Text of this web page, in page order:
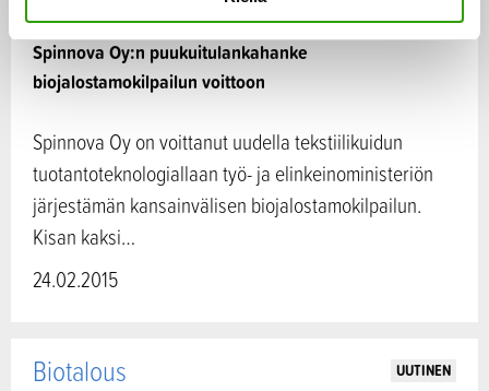
Spinnova Oy:n puukuitulankahanke
biojalostamokilpailun voittoon
Spinnova Oy on voittanut uudella tekstiilikuidun
tuotantoteknologiallaan työ- ja elinkeinoministeriön
järjestämän kansainvälisen biojalostamokilpailun.
Kisan kaksi…
24.02.2015
Biotalous UUTINEN